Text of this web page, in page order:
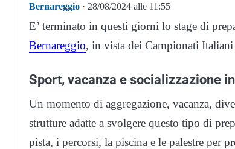
Bernareggio · 28/08/2024 alle 11:55
E’ terminato in questi giorni lo stage di
Bernareggio, in vista dei Campionati
Sport, vacanza e socializzazione
Un momento di aggregazione, vacanza,
strutture adatte a svolgere questo tipo di
pista, i percorsi, la piscina e le palestre per